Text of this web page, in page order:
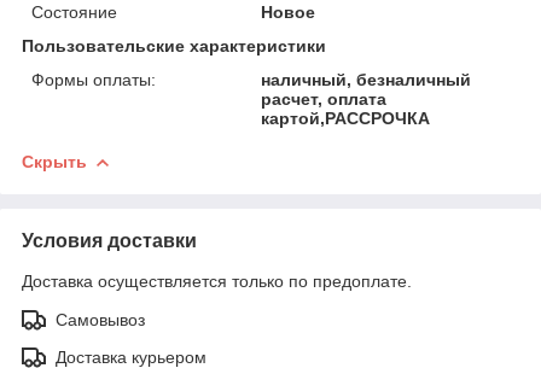
Состояние
Новое
Пользовательские характеристики
Формы оплаты:
наличный, безналичный
расчет, оплата
картой,РАССРОЧКА
Скрыть
Условия доставки
Доставка осуществляется только по предоплате.
Самовывоз
Доставка курьером